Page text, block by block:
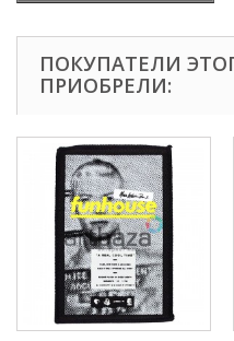
ПОКУПАТЕЛИ
ПРИОБРЕЛИ: